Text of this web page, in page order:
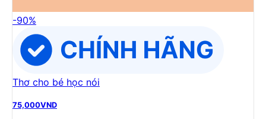
-90%
Thơ cho bé học nói
75,000VND